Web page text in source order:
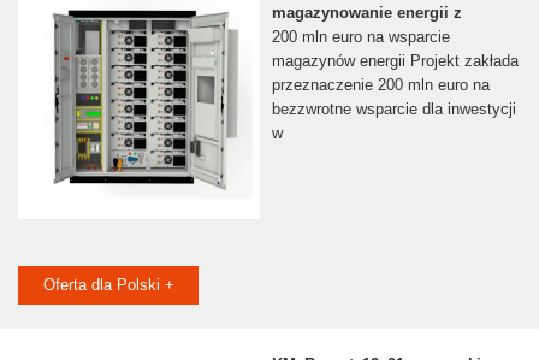
magazynowanie energii z
200 mln euro na wsparcie
magazynów energii Projekt zakłada
przeznaczenie 200 mln euro na
bezzwrotne wsparcie dla inwestycji
w
Oferta dla Polski +